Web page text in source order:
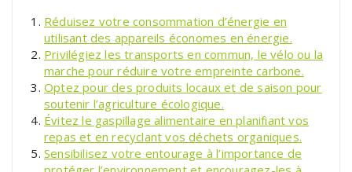
Réduisez votre consommation d’énergie en
utilisant des appareils économes en énergie.
Privilégiez les transports en commun, le vélo ou la
marche pour réduire votre empreinte carbone.
Optez pour des produits locaux et de saison pour
soutenir l’agriculture écologique.
Évitez le gaspillage alimentaire en planifiant vos
repas et en recyclant vos déchets organiques.
Sensibilisez votre entourage à l’importance de